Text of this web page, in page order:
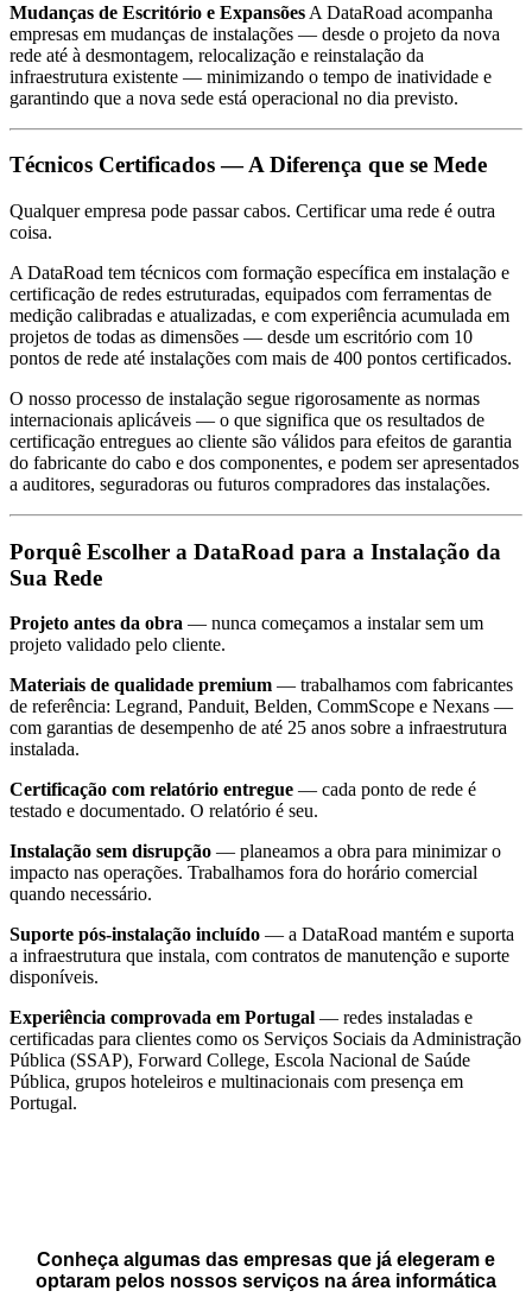
Mudanças de Escritório e Expansões A DataRoad acompanha
empresas em mudanças de instalações — desde o projeto da nova
rede até à desmontagem, relocalização e reinstalação da
infraestrutura existente — minimizando o tempo de inatividade e
garantindo que a nova sede está operacional no dia previsto.
Técnicos Certificados — A Diferença que se Mede
Qualquer empresa pode passar cabos. Certificar uma rede é outra
coisa.
A DataRoad tem técnicos com formação específica em instalação e
certificação de redes estruturadas, equipados com ferramentas de
medição calibradas e atualizadas, e com experiência acumulada em
projetos de todas as dimensões — desde um escritório com 10
pontos de rede até instalações com mais de 400 pontos certificados.
O nosso processo de instalação segue rigorosamente as normas
internacionais aplicáveis — o que significa que os resultados de
certificação entregues ao cliente são válidos para efeitos de garantia
do fabricante do cabo e dos componentes, e podem ser apresentados
a auditores, seguradoras ou futuros compradores das instalações.
Porquê Escolher a DataRoad para a Instalação da
Sua Rede
Projeto antes da obra — nunca começamos a instalar sem um
projeto validado pelo cliente.
Materiais de qualidade premium — trabalhamos com fabricantes
de referência: Legrand, Panduit, Belden, CommScope e Nexans —
com garantias de desempenho de até 25 anos sobre a infraestrutura
instalada.
Certificação com relatório entregue — cada ponto de rede é
testado e documentado. O relatório é seu.
Instalação sem disrupção — planeamos a obra para minimizar o
impacto nas operações. Trabalhamos fora do horário comercial
quando necessário.
Suporte pós-instalação incluído — a DataRoad mantém e suporta
a infraestrutura que instala, com contratos de manutenção e suporte
disponíveis.
Experiência comprovada em Portugal — redes instaladas e
certificadas para clientes como os Serviços Sociais da Administração
Pública (SSAP), Forward College, Escola Nacional de Saúde
Pública, grupos hoteleiros e multinacionais com presença em
Portugal.
Conheça algumas das empresas que já elegeram e
optaram pelos nossos serviços na área informática